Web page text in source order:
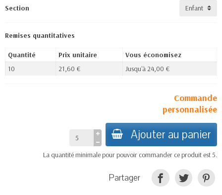
Section
Remises quantitatives
Quantité Prix unitaire
Vous économisez
10
21,60 € Jusqu'à 24,00 €
Commande
personnalisée
Ajouter au panier
La quantité minimale pour pouvoir commander ce produit est 5.
Partager